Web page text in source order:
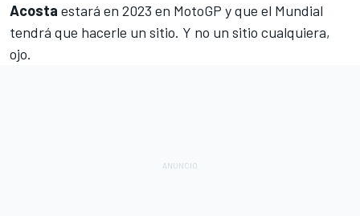
Acosta estará en 2023 en MotoGP y que el Mundial
tendrá que hacerle un sitio. Y no un sitio cualquiera,
ojo.